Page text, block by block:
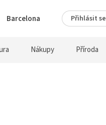
Barcelona Přihlásit se
Nákupy Příroda